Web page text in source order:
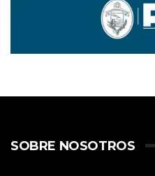
SOBRE NOSOTROS